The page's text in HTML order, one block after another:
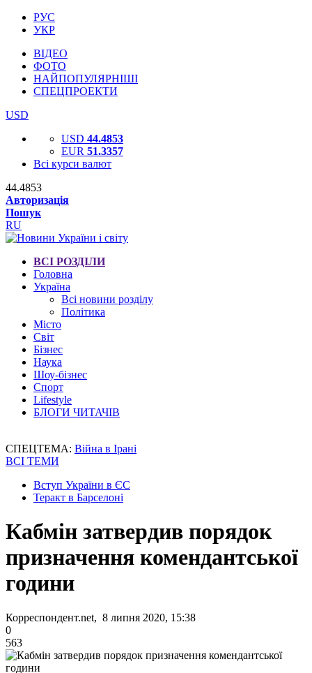
РУС
УКР
ВІДЕО
ФОТО
НАЙПОПУЛЯРНІШІ
СПЕЦПРОЕКТИ
USD
USD 44.4853
EUR 51.3357
Всі курси валют
44.4853
Авторизація
Пошук
RU
ВСІ РОЗДІЛИ
Головна
Україна
Всі новини розділу
Політика
Місто
Світ
Бізнес
Наука
Шоу-бізнес
Спорт
Lifestyle
БЛОГИ ЧИТАЧІВ
СПЕЦТЕМА: Війна в Ірані
ВСІ ТЕМИ
Вступ України в ЄС
Теракт в Барселоні
Кабмін затвердив порядок
призначення комендантської
години
Корреспондент.net, 8 липня 2020, 15:38
0
563